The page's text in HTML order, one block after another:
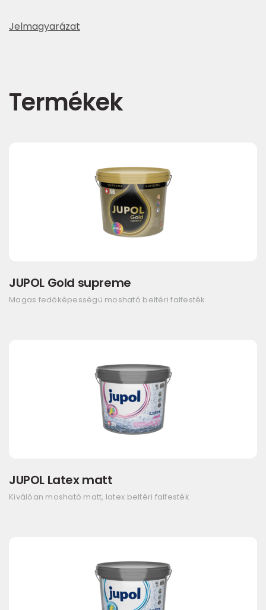
Jelmagyarázat
Termékek
JUPOL Gold supreme
Magas fedőképességű mosható beltéri falfesték
JUPOL Latex matt
Kiválóan mosható matt, latex beltéri falfesték